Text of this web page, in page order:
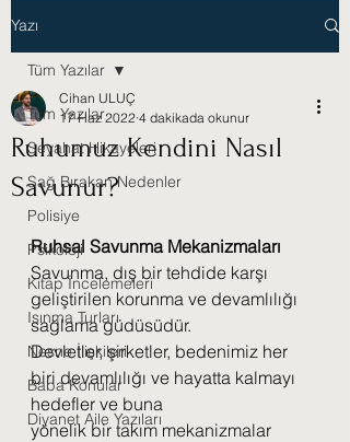
Yazı
Tüm Yazılar
Seyahat Hikayeleri
Sağ Bırakan Nedenler
Polisiye
Psikoloji
Kitap İncelemeleri
Isınma Turları
Nesne İlişkileri
Baba Konular
Diyanet Aile Yazıları
Tüm Yazılar
Ruhumuz Kendini Nasıl
Savunur?
Cihan ULUÇ
17 Haz 2022 4 dakikada okunur
Ruhsal Savunma Mekanizmaları
Savunma, dış bir tehdide karşı
geliştirilen korunma ve devamlılığı
sağlama güdüsüdür.
Devletler, şirketler, bedenimiz her
biri devamlılığı ve hayatta kalmayı
hedefler ve buna
yönelik bir takım mekanizmalar